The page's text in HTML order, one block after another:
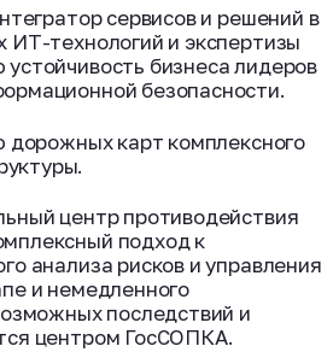
сервисов и решений в
ИТ-технологий и экспертизы
бизнеса лидеров
безопасности.
дорожных карт комплексного
центр противодействия
подход к
анализа рисков и управления
и немедленного
последствий и
центром ГосСОПКА.